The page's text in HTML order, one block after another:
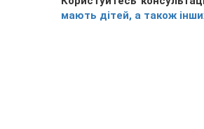
мають дітей, а також